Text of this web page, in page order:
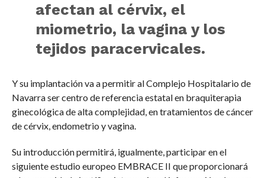
afectan al cérvix, el
miometrio, la vagina y los
tejidos paracervicales.
Y su implantación va a permitir al Complejo Hospitalario de
Navarra ser centro de referencia estatal en braquiterapia
ginecológica de alta complejidad, en tratamientos de cáncer
de cérvix, endometrio y vagina.
Su introducción permitirá, igualmente, participar en el
siguiente estudio europeo EMBRACE II que proporcionará